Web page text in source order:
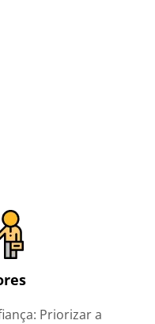
Priorizar a